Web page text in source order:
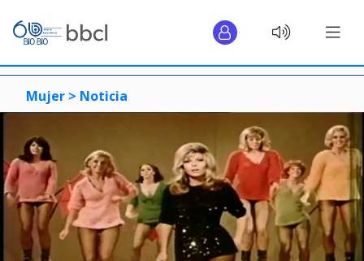
Mujer > Noticia